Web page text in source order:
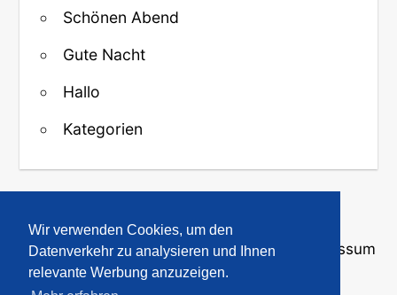
Wir verwenden Cookies, um den
Datenverkehr zu analysieren und Ihnen
relevante Werbung anzuzeigen.
Schönen Abend
Gute Nacht
Hallo
Kategorien
↑ Zurück zum Anfang
Über uns·Kontakt·Datenschutz Impressum